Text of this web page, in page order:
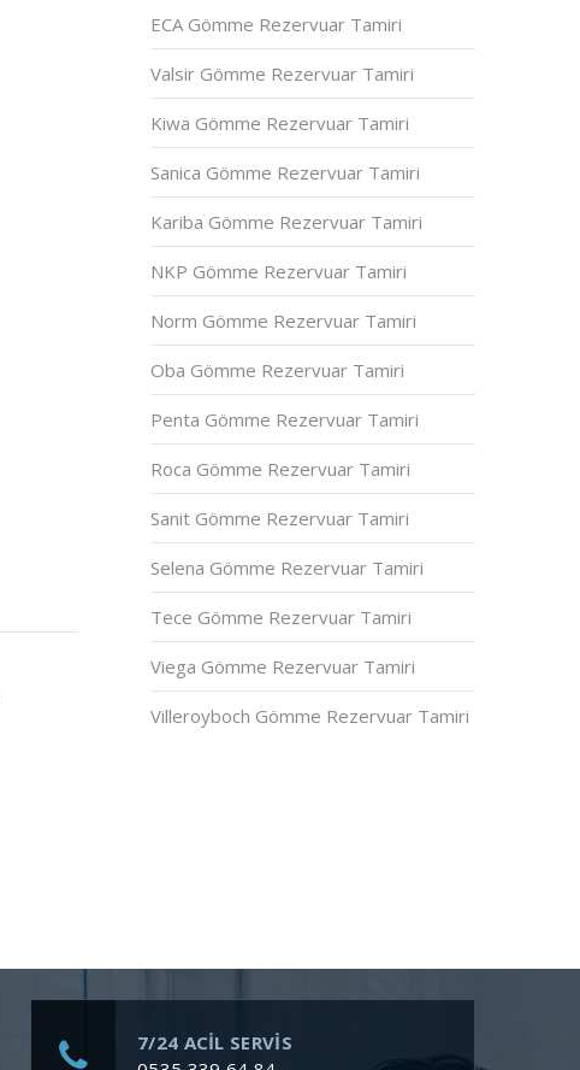
ECA Gömme Rezervuar Tamiri
Valsir Gömme Rezervuar Tamiri
Kiwa Gömme Rezervuar Tamiri
Sanica Gömme Rezervuar Tamiri
Kariba Gömme Rezervuar Tamiri
NKP Gömme Rezervuar Tamiri
Norm Gömme Rezervuar Tamiri
Oba Gömme Rezervuar Tamiri
Penta Gömme Rezervuar Tamiri
Roca Gömme Rezervuar Tamiri
Sanit Gömme Rezervuar Tamiri
Selena Gömme Rezervuar Tamiri
Tece Gömme Rezervuar Tamiri
Viega Gömme Rezervuar Tamiri
Villeroyboch Gömme Rezervuar Tamiri
7/24 ACİL SERVİS